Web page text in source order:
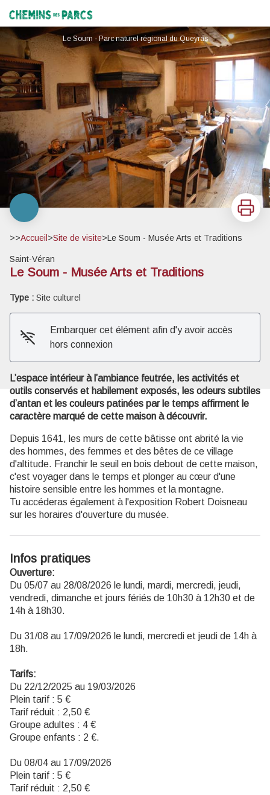
Chemins des Parcs
Le Soum - Parc naturel régional du Queyras
Imprimer
>>Accueil >Site de visite>Le Soum - Musée Arts et Traditions
Saint-Véran
Le Soum - Musée Arts et Traditions
Type : Site culturel
Embarquer cet élément afin d'y avoir accès
hors connexion
L’espace intérieur à l’ambiance feutrée, les activités et
outils conservés et habilement exposés, les odeurs subtiles
d’antan et les couleurs patinées par le temps affirment le
caractère marqué de cette maison à découvrir.
Depuis 1641, les murs de cette bâtisse ont abrité la vie
des hommes, des femmes et des bêtes de ce village
d'altitude. Franchir le seuil en bois debout de cette maison,
c'est voyager dans le temps et plonger au cœur d'une
histoire sensible entre les hommes et la montagne.
Tu accéderas également à l'exposition Robert Doisneau
sur les horaires d'ouverture du musée.
Infos pratiques
Ouverture:
Du 05/07 au 28/08/2026 le lundi, mardi, mercredi, jeudi,
vendredi, dimanche et jours fériés de 10h30 à 12h30 et de
14h à 18h30.
Du 31/08 au 17/09/2026 le lundi, mercredi et jeudi de 14h à
18h.
Tarifs:
Du 22/12/2025 au 19/03/2026
Plein tarif : 5 €
Tarif réduit : 2,50 €
Groupe adultes : 4 €
Groupe enfants : 2 €.
Du 08/04 au 17/09/2026
Plein tarif : 5 €
Tarif réduit : 2,50 €